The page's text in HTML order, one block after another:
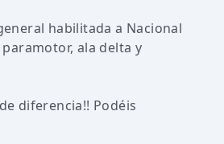
habilitada a Nacional
paramotor, ala delta y
diferencia!! Podéis